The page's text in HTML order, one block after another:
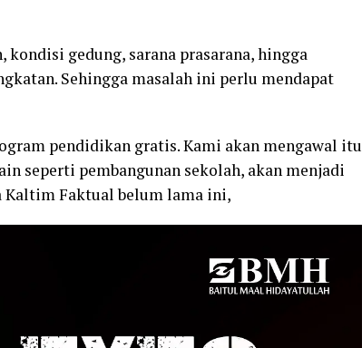
gedung, sarana prasarana, hingga
Sehingga masalah ini perlu mendapat
pendidikan gratis. Kami akan mengawal itu
seperti pembangunan sekolah, akan menjadi
Kaltim Faktual belum lama ini,